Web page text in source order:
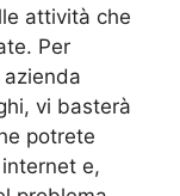
attività che
Per
vi basterà
potrete
e,